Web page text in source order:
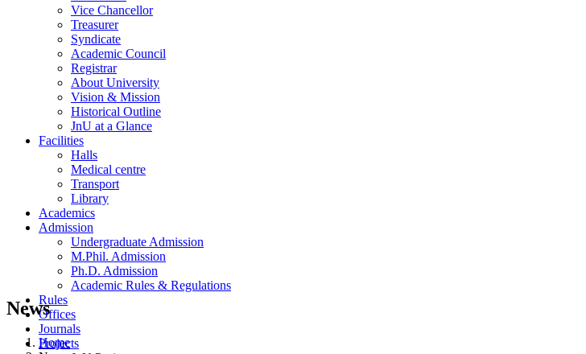
Vice Chancellor
Treasurer
Syndicate
Academic Council
Registrar
About University
Vision & Mission
Historical Outline
JnU at a Glance
Facilities
Halls
Medical centre
Transport
Library
Academics
Admission
Undergraduate Admission
M.Phil. Admission
Ph.D. Admission
Academic Rules & Regulations
Rules
Offices
Journals
Projects
News
Home